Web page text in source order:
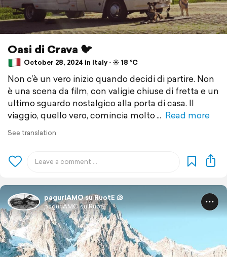
Oasi di Crava 🐦
October 28, 2024 in Italy ⋅ ☀️ 18 °C
Non c’è un vero inizio quando decidi di partire. Non
è una scena da film, con valigie chiuse di fretta e un
ultimo sguardo nostalgico alla porta di casa. Il
viaggio, quello vero, comincia molto
Read more
See translation
paguriAMO su RuotE 🐚
paguriAMO su RuotE